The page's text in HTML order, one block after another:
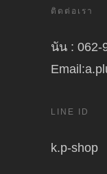
ติดต่อเรา
นัน : 062-
LINE ID
k.p-shop